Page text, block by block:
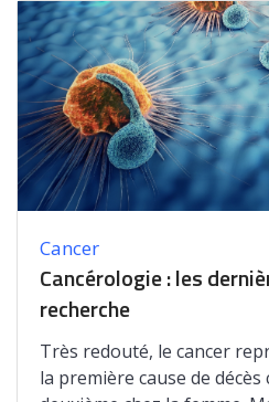
Cancer
Cancérologie : les
recherche
Très redouté, le cancer
la première cause de décès